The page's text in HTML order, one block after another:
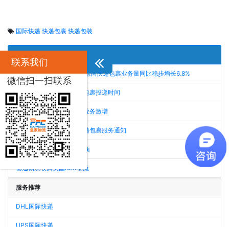
国际快递 快递包裹 快递包装
BIEK研究显示今年上半年德国快递包裹业务量同比稳步增长6.8%
联合包裹在波兰提前快递包裹投递时间
在线订单让德国快递包裹业务激增
法国、德国等国家最新快递包裹服务通知
UPS国际快递发货注意事项
德迅物流收购美国IMC物流
服务推荐
DHL国际快递
UPS国际快递
联系我们
微信扫一扫联系